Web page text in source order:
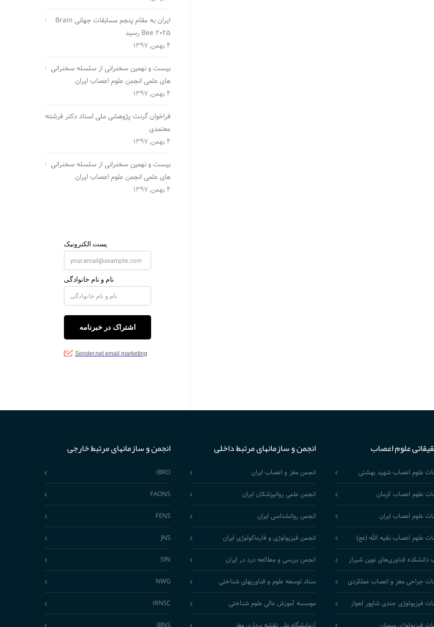
ایران به مقام پنجم مسابقات جهانی Brain
Bee 2025 رسید
4 بهمن, 1397
بیست و نهمین سخنرانی از سلسله سخنرانی
های علمی انجمن علوم اعصاب ایران
4 بهمن, 1397
فراخوان گرنت پژوهشی ملی استاد دکتر فرشته
معتمدی
4 بهمن, 1397
بیست و نهمین سخنرانی از سلسله سخنرانی
های علمی انجمن علوم اعصاب ایران
4 بهمن, 1397
علوم اعصاب
علوم اعصاب شهید بهشتی
علوم اعصاب کرمان
علوم اعصاب ایران
علوم اعصاب بقیه الله (عج)
دانشکده فناوری‌های نوین شیراز
جراحی مغز و اعصاب عملکردی
فیزیولوژی جندی شاپور اهواز
فیزیولوژی سمنان
انجمن و سازمانهای مرتبط داخلی
انجمن مغز و اعصاب ایران
انجمن علمی روانپزشکان ایران
انجمن روانشناسی ایران
انجمن فیزیولوژی و فارماکولوژی ایران
انجمن بررسی و مطالعه درد در ایران
ستاد توسعه علوم و فناوریهای شناختی
موسسه آموزش عالی علوم شناختی
آزمایشگاه ملی نقشه برداری مغز
انجمن و سازمانهای مرتبط خارجی
IBRO
FAONS
FENS
JNS
SfN
NWG
IRNSC
IBNS